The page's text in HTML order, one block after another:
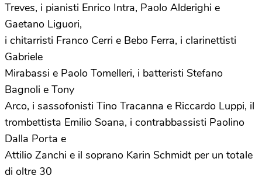
Treves, i pianisti Enrico Intra, Paolo Alderighi e
Gaetano Liguori,
i chitarristi Franco Cerri e Bebo Ferra, i clarinettisti
Gabriele
Mirabassi e Paolo Tomelleri, i batteristi Stefano
Bagnoli e Tony
Arco, i sassofonisti Tino Tracanna e Riccardo Luppi, il
trombettista Emilio Soana, i contrabbassisti Paolino
Dalla Porta e
Attilio Zanchi e il soprano Karin Schmidt per un totale
di oltre 30